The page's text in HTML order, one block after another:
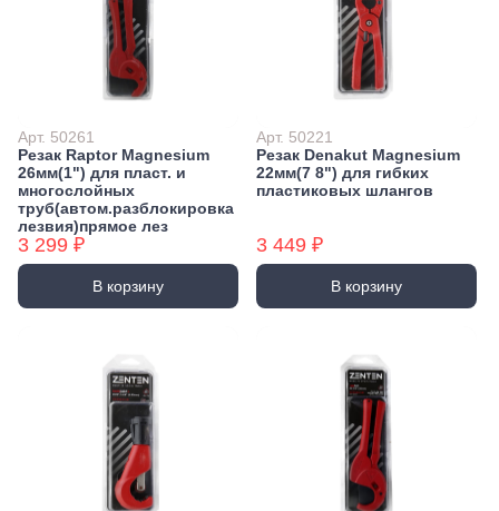
Экстракторы
Заклепочники
Ключи (упаковки)
Стремянки
Хранение инструмента
Стенды, Панели, Полки
Ящики, Кейсы, Органайзеры
Сумки для инструмента
Средства индивидуальной защиты
Защита рук
Бытовая химия
Освежители воздуха и ароматизаторы
Средства для мытья посуды
Средства для прочистки труб
Средства чистящие и моющие для дома
Арт. 50261
Резак Raptor Magnesium
26мм(1") для пласт. и
многослойных
труб(автом.разблокировка
лезвия)прямое лез
3 299 ₽
В корзину
Арт. 50221
Резак Denakut Magnesium
22мм(7 8") для гибких
пластиковых шлангов
3 449 ₽
В корзину